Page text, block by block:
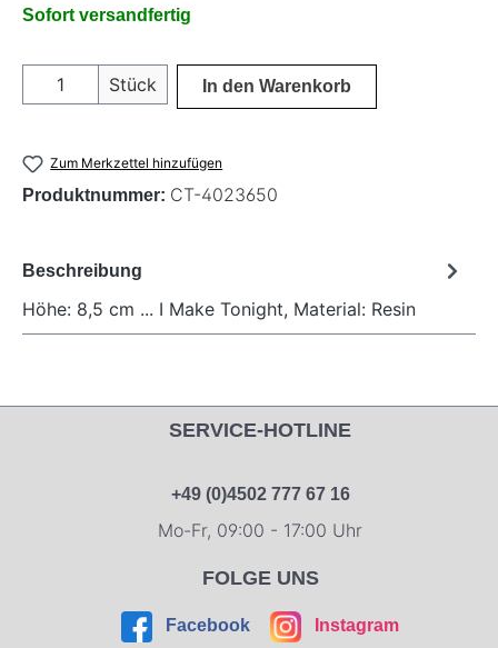
Sofort versandfertig
Produkt Anzahl: Gib den gewünschten
Stück In den Warenkorb
Zum Merkzettel hinzufügen
Produktnummer: CT-4023650
Beschreibung
Höhe: 8,5 cm ... I Make Tonight, Material: Resin
SERVICE-HOTLINE
+49 (0)4502 777 67 16
Mo-Fr, 09:00 - 17:00 Uhr
FOLGE UNS
Facebook Instagram